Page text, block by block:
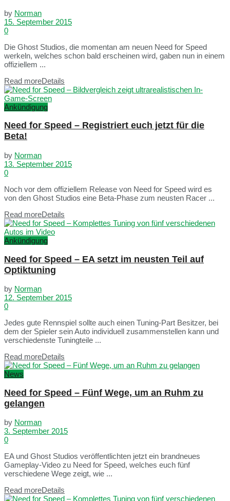
by Norman
15. September 2015
0
Die Ghost Studios, die momentan am neuen Need for Speed
werkeln, welches schon bald erscheinen wird, gaben nun in einem
offiziellem ...
Read moreDetails
Ankündigung
Need for Speed – Registriert euch jetzt für die
Beta!
by Norman
13. September 2015
0
Noch vor dem offiziellem Release von Need for Speed wird es
von den Ghost Studios eine Beta-Phase zum neusten Racer ...
Read moreDetails
Ankündigung
Need for Speed – EA setzt im neusten Teil auf
Optiktuning
by Norman
12. September 2015
0
Jedes gute Rennspiel sollte auch einen Tuning-Part Besitzer, bei
dem der Spieler sein Auto individuell zusammenstellen kann und
verschiedenste Tuningteile ...
Read moreDetails
News
Need for Speed – Fünf Wege, um an Ruhm zu
gelangen
by Norman
3. September 2015
0
EA und Ghost Studios veröffentlichten jetzt ein brandneues
Gameplay-Video zu Need for Speed, welches euch fünf
verschiedene Wege zeigt, wie ...
Read moreDetails